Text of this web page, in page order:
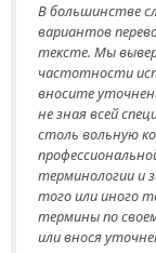
В большинстве
вариантов
тексте. Мы
частотности
вносите
не зная всей
столь вольную
терминологии и
того или иного
термины по
или внося